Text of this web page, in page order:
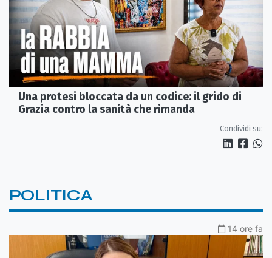
Una protesi bloccata da un codice: il grido di
Grazia contro la sanità che rimanda
Condividi su:
POLITICA
14 ore fa